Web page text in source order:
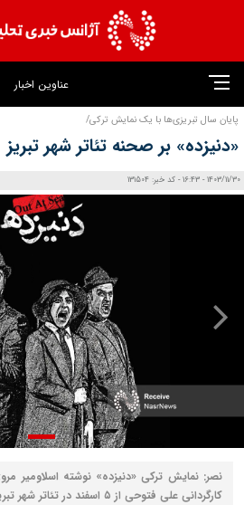
عناوین اخبار
پایان سال تبریزی‌ها با یک نمایش ترکی/
«دنیزده» بر صحنه تئاتر شهر تبریز
1403/11/30 - 16:43 - کد خبر: 131504
نصر: نمایش ترکی «دنیزده» نوشته اسلاومیر
کارگردانی علی فتوحی از ۵ اسفند در تئاتر شهر تبریز به صحنه می‌رود.